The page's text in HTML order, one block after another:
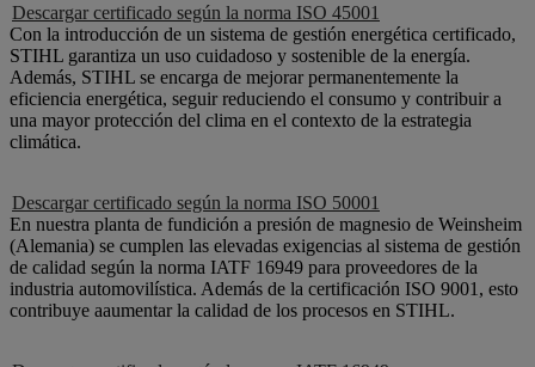
Descargar certificado según la norma ISO 45001
Con la introducción de un sistema de gestión energética certificado,
STIHL garantiza un uso cuidadoso y sostenible de la energía.
Además, STIHL se encarga de mejorar permanentemente la
eficiencia energética, seguir reduciendo el consumo y contribuir a
una mayor protección del clima en el contexto de la estrategia
climática.
Descargar certificado según la norma ISO 50001
En nuestra planta de fundición a presión de magnesio de Weinsheim
(Alemania) se cumplen las elevadas exigencias al sistema de gestión
de calidad según la norma IATF 16949 para proveedores de la
industria automovilística. Además de la certificación ISO 9001, esto
contribuye aaumentar la calidad de los procesos en STIHL.